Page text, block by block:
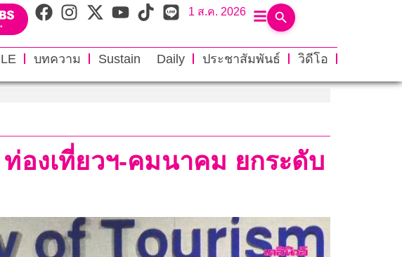
1 ส.ค. 2026
บทความ Sustain Daily ประชาสัมพันธ์
วิดีโอ
องเที่ยวฯ-คมนาคม ยกระดับ